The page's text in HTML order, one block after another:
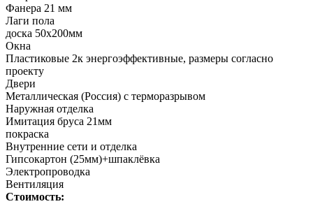
Фанера 21 мм
Лаги пола
доска 50х200мм
Окна
Пластиковые 2к энергоэффективные, размеры согласно
проекту
Двери
Металлическая (Россия) с терморазрывом
Наружная отделка
Имитация бруса 21мм
покраска
Внутренние сети и отделка
Гипсокартон (25мм)+шпаклёвка
Электропроводка
Вентиляция
Стоимость: